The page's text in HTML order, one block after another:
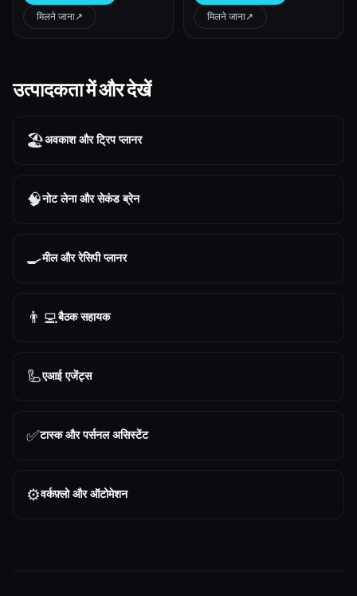
मिलने जाना↗︎ मिलने जाना↗︎
उत्पादकता में और देखें
🏖अवकाश और ट्रिप प्लानर
🧠नोट लेना और सेकंड ब्रेन
🍳मील और रेसिपी प्लानर
👨‍💻बैठक सहायक
🦾एआई एजेंट्स
✅टास्क और पर्सनल असिस्टेंट
⚙️वर्कफ़्लो और ऑटोमेशन